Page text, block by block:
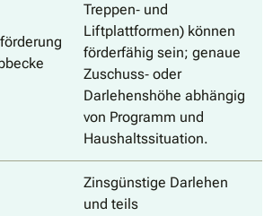
Treppen‐ und
Liftplattformen) können
förderfähig sein; genaue
Zuschuss‐ oder
Darlehenshöhe abhängig
von Programm und
Haushaltssituation.
Zinsgünstige Darlehen
und teils